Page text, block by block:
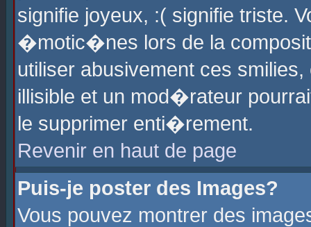
signifie joyeux, :( signifie triste.
�motic�nes lors de la
utiliser abusivement ces
illisible et un mod�rateur
le supprimer enti�rement.
Revenir en haut de page
Puis-je poster des Images?
Vous pouvez montrer des